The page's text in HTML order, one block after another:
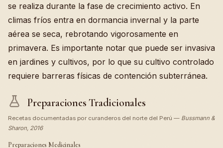
se realiza durante la fase de crecimiento activo. En
climas fríos entra en dormancia invernal y la parte
aérea se seca, rebrotando vigorosamente en
primavera. Es importante notar que puede ser invasiva
en jardines y cultivos, por lo que su cultivo controlado
requiere barreras físicas de contención subterránea.
Preparaciones Tradicionales
Recetas documentadas por curanderos del norte del Perú — Bussmann &
Sharon, 2016
Preparaciones Medicinales